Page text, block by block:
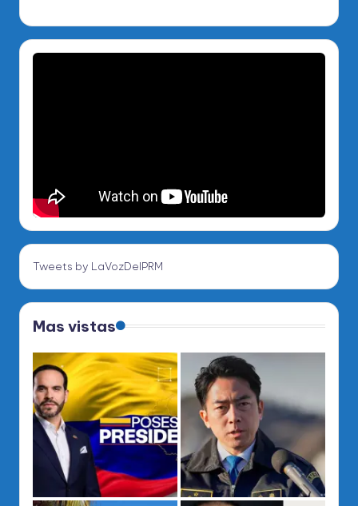
Tweets by LaVozDelPRM
Mas vistas